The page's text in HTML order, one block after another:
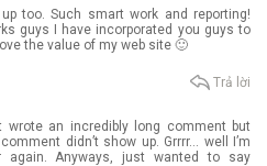
too. Such smart work and reporting!
guys I have incorporated you guys to
the value of my web site 🙂
an incredibly long comment but
didn’t show up. Grrrr… well I’m
Anyways, just wanted to say
Trả lời